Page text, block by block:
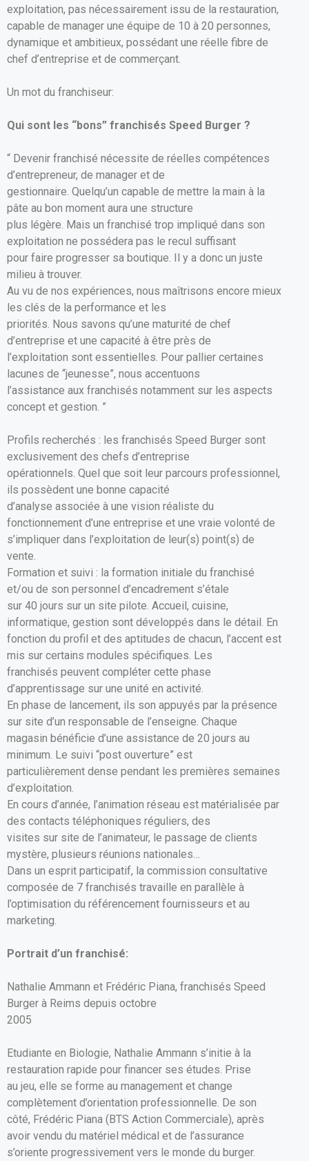
exploitation, pas nécessairement issu de la restauration,
capable de manager une équipe de 10 à 20 personnes,
dynamique et ambitieux, possédant une réelle fibre de
chef d’entreprise et de commerçant.
Un mot du franchiseur:
Qui sont les “bons” franchisés Speed Burger ?
“ Devenir franchisé nécessite de réelles compétences
d’entrepreneur, de manager et de
gestionnaire. Quelqu’un capable de mettre la main à la
pâte au bon moment aura une structure
plus légère. Mais un franchisé trop impliqué dans son
exploitation ne possédera pas le recul suffisant
pour faire progresser sa boutique. Il y a donc un juste
milieu à trouver.
Au vu de nos expériences, nous maîtrisons encore mieux
les clés de la performance et les
priorités. Nous savons qu’une maturité de chef
d’entreprise et une capacité à être près de
l’exploitation sont essentielles. Pour pallier certaines
lacunes de “jeunesse”, nous accentuons
l’assistance aux franchisés notamment sur les aspects
concept et gestion. ”
Profils recherchés : les franchisés Speed Burger sont
exclusivement des chefs d’entreprise
opérationnels. Quel que soit leur parcours professionnel,
ils possèdent une bonne capacité
d’analyse associée à une vision réaliste du
fonctionnement d’une entreprise et une vraie volonté de
s’impliquer dans l’exploitation de leur(s) point(s) de
vente.
Formation et suivi : la formation initiale du franchisé
et/ou de son personnel d’encadrement s’étale
sur 40 jours sur un site pilote. Accueil, cuisine,
informatique, gestion sont développés dans le détail. En
fonction du profil et des aptitudes de chacun, l’accent est
mis sur certains modules spécifiques. Les
franchisés peuvent compléter cette phase
d’apprentissage sur une unité en activité.
En phase de lancement, ils son appuyés par la présence
sur site d’un responsable de l’enseigne. Chaque
magasin bénéficie d’une assistance de 20 jours au
minimum. Le suivi “post ouverture” est
particulièrement dense pendant les premières semaines
d’exploitation.
En cours d’année, l’animation réseau est matérialisée par
des contacts téléphoniques réguliers, des
visites sur site de l’animateur, le passage de clients
mystère, plusieurs réunions nationales…
Dans un esprit participatif, la commission consultative
composée de 7 franchisés travaille en parallèle à
l’optimisation du référencement fournisseurs et au
marketing.
Portrait d’un franchisé:
Nathalie Ammann et Frédéric Piana, franchisés Speed
Burger à Reims depuis octobre
2005
Etudiante en Biologie, Nathalie Ammann s’initie à la
restauration rapide pour financer ses études. Prise
au jeu, elle se forme au management et change
complètement d’orientation professionnelle. De son
côté, Frédéric Piana (BTS Action Commerciale), après
avoir vendu du matériel médical et de l’assurance
s’oriente progressivement vers le monde du burger.